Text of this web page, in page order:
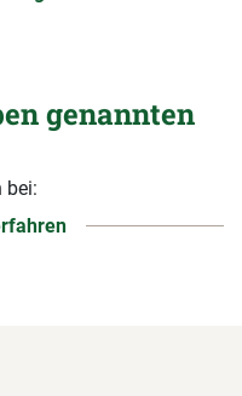
genannten
bei: